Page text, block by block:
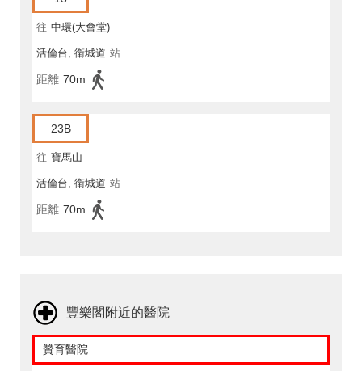
往 中環(大會堂)
活倫台, 衛城道 站
距離 70m
23B
往 寶馬山
活倫台, 衛城道 站
距離 70m
豐樂閣附近的醫院
贊育醫院